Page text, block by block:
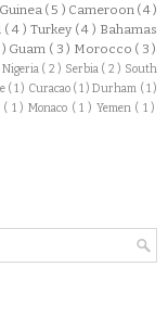
( 5 ) Cameroon ( 4 )
( 4 ) Turkey ( 4 ) Bahamas
Guam ( 3 ) Morocco ( 3 )
Nigeria ( 2 ) Serbia ( 2 ) South
( 1 ) Curacao ( 1 )Durham ( 1 )
( 1 )Monaco ( 1 ) Yemen ( 1 )